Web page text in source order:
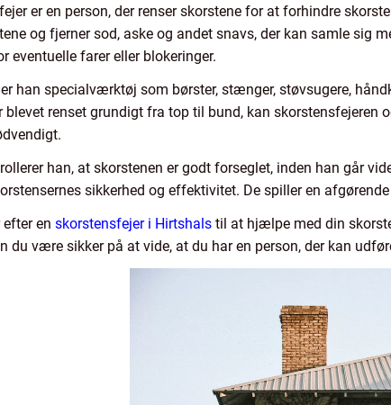
er en person, der renser skorstene for at forhindre
og fjerner sod, aske og andet snavs, der kan samle sig
eventuelle farer eller blokeringer.
han specialværktøj som børster, stænger, støvsugere,
blevet renset grundigt fra top til bund, kan
han, at skorstenen er godt forseglet, inden han går
sikkerhed og effektivitet. De spiller en
en skorstensfejer i Hirtshals til at hjælpe med din
du være sikker på at vide, at du har en person, der kan